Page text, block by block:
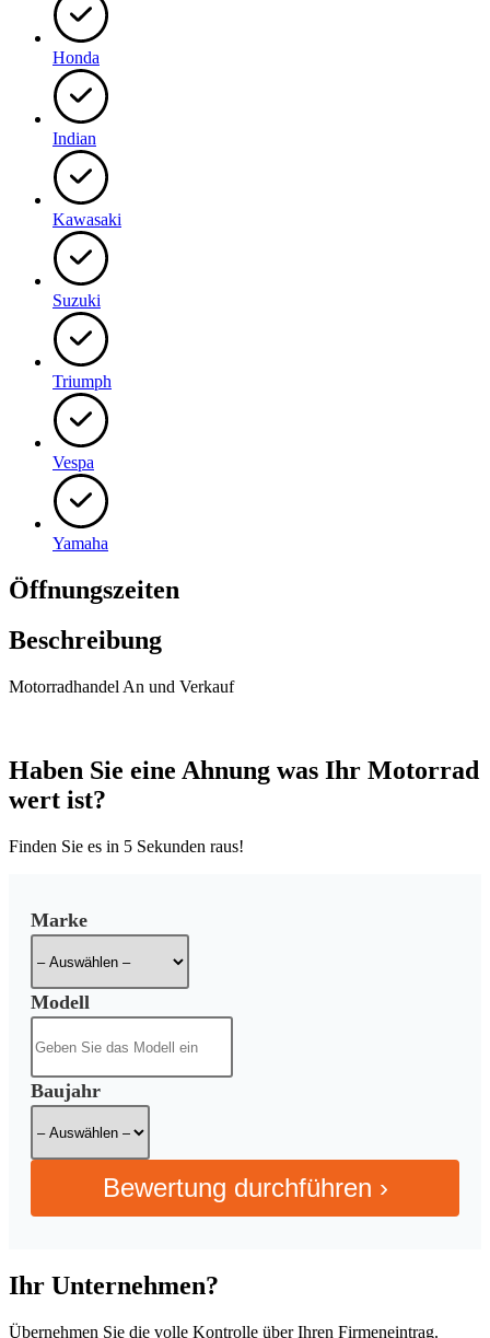
Honda
Indian
Kawasaki
Suzuki
Triumph
Vespa
Yamaha
Öffnungszeiten
Beschreibung
Motorradhandel An und Verkauf
Haben Sie eine Ahnung was Ihr Motorrad
wert ist?
Finden Sie es in 5 Sekunden raus!
Marke
Modell
Baujahr
Bewertung durchführen ›
Ihr Unternehmen?
Übernehmen Sie die volle Kontrolle über Ihren Firmeneintrag.